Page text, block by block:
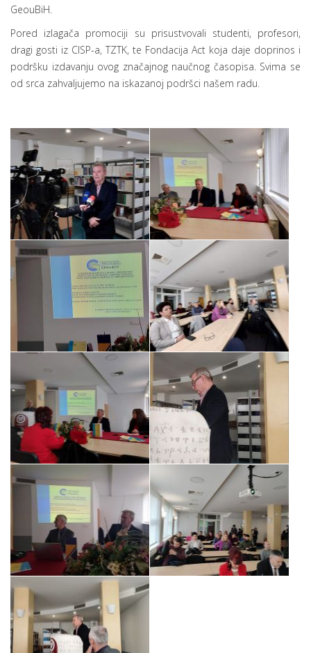
GeouBiH.
Pored izlagača promociji su prisustvovali studenti, profesori,
dragi gosti iz CISP-a, TZTK, te Fondacija Act koja daje doprinos i
podršku izdavanju ovog značajnog naučnog časopisa. Svima se
od srca zahvaljujemo na iskazanoj podršci našem radu.